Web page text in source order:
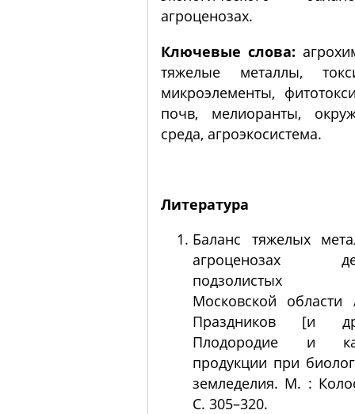
агроценозах.
Ключевые слова:
тяжелые металлы,
микроэлементы,
почв, мелиоранты,
среда, агроэкосистема.
Литература
Баланс тяжелых
агроценозах
подзолистых
Московской
Праздников [и
Плодородие и
продукции при
земледелия. М. :
С. 305–320.